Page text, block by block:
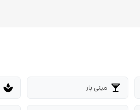
local_bar مینی بار spa